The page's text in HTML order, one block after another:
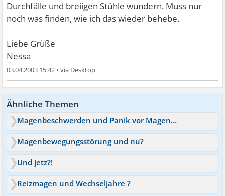
Durchfälle und breiigen Stühle wundern. Muss nur
noch was finden, wie ich das wieder behebe.
Liebe Grüße
Nessa
03.04.2003 15:42 •
Ähnliche Themen
Magenbeschwerden und Panik vor Magen und Darm
Magenbewegungsstörung und nu?
Und jetz?!
Reizmagen und Wechseljahre ?